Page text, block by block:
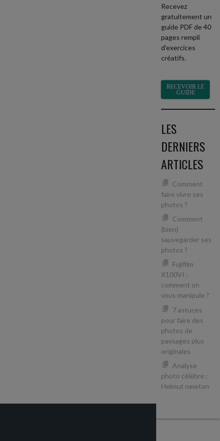
Recevez
gratuitement un
guide PDF de 40
pages rempli
d’exercices
créatifs.
RECEVOIR LE
GUIDE
LES
DERNIERS
ARTICLES
Comment
faire vivre ses
photos ?
Comment
(bien)
sauvegarder ses
photos ?
Fujifilm
X100VI :
comment on
vous manipule ?
7 astuces
pour faire des
photos de
paysages plus
originales
Analyse
photo célèbre :
Helmut newton